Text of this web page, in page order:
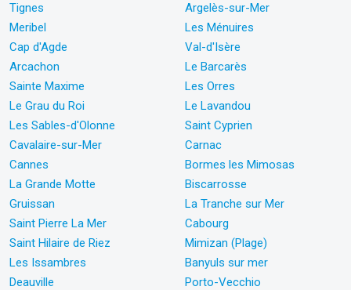
Tignes
Argelès-sur-Mer
Meribel
Les Ménuires
Cap d'Agde
Val-d'Isère
Arcachon
Le Barcarès
Sainte Maxime
Les Orres
Le Grau du Roi
Le Lavandou
Les Sables-d'Olonne
Saint Cyprien
Cavalaire-sur-Mer
Carnac
Cannes
Bormes les Mimosas
La Grande Motte
Biscarrosse
Gruissan
La Tranche sur Mer
Saint Pierre La Mer
Cabourg
Saint Hilaire de Riez
Mimizan (Plage)
Les Issambres
Banyuls sur mer
Deauville
Porto-Vecchio